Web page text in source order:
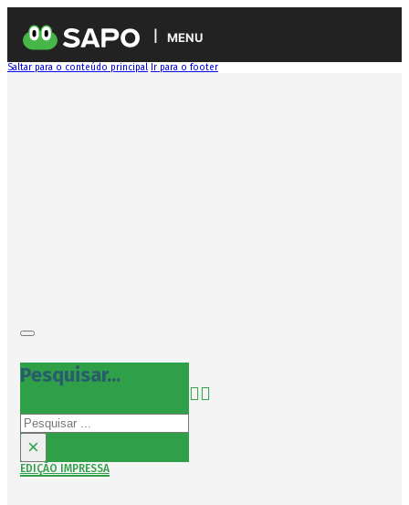
MENU
Saltar para o conteúdo principal Ir para o footer
Pesquisar...
Pesquisar
×
EDIÇÃO IMPRESSA